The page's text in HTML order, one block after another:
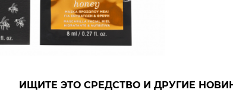
ИЩИТЕ ЭТО СРЕДСТВО И ДРУГИЕ